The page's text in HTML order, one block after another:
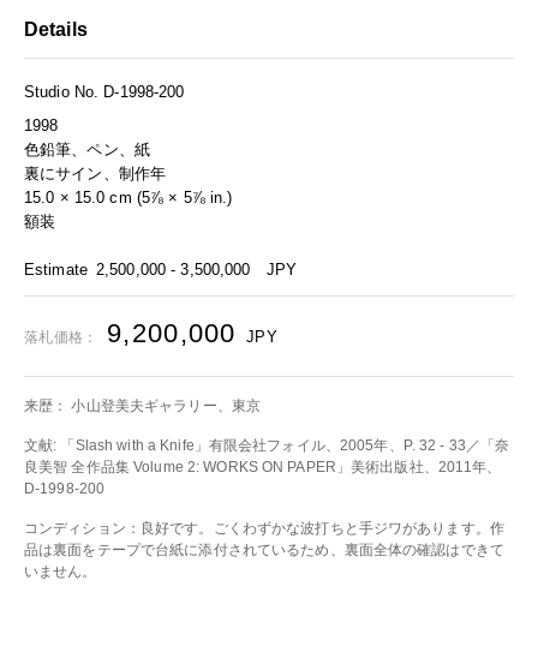
Details
Studio No. D-1998-200
1998
色鉛筆、ペン、紙
裏にサイン、制作年
15.0 × 15.0 cm (5⅞ × 5⅞ in.)
額装
Estimate 2,500,000 - 3,500,000 JPY
落札価格： 9,200,000 JPY
来歴： 小山登美夫ギャラリー、東京
文献: 「Slash with a Knife」有限会社フォイル、2005年、P. 32 - 33／「奈
良美智 全作品集 Volume 2: WORKS ON PAPER」美術出版社、2011年、
D-1998-200
コンディション：良好です。ごくわずかな波打ちと手ジワがあります。作
品は裏面をテープで台紙に添付されているため、裏面全体の確認はできて
いません。